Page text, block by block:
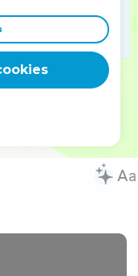
a manifesté à
de la révélation
l'histoire et la